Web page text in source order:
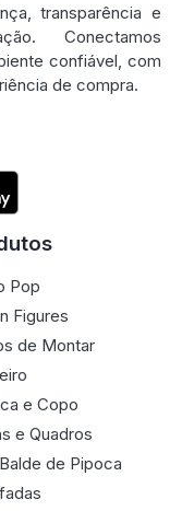
transparência e
Conectamos
confiável, com
de compra.
Pop
Figures
de Montar
e Copo
e Quadros
de Pipoca